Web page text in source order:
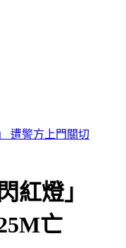
亡」享壽69歲
閃紅燈」
亡